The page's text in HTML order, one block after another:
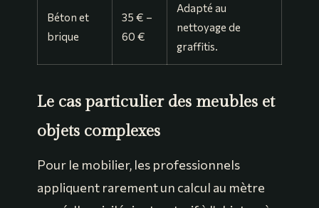
Béton et
brique
35 € –
60 €
Adapté au
nettoyage de
graffitis.
Le cas particulier des meubles et
objets complexes
Pour le mobilier, les professionnels
appliquent rarement un calcul au mètre